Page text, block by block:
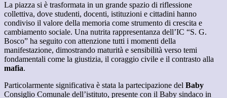
La piazza si è trasformata in un grande spazio di riflessione
collettiva, dove studenti, docenti, istituzioni e cittadini hanno
condiviso il valore della memoria come strumento di crescita e
cambiamento sociale. Una nutrita rappresentanza dell’IC “S. G.
Bosco” ha seguito con attenzione tutti i momenti della
manifestazione, dimostrando maturità e sensibilità verso temi
fondamentali come la giustizia, il coraggio civile e il contrasto alla
mafia.
Particolarmente significativa è stata la partecipazione del Baby
Consiglio Comunale dell’istituto, presente con il Baby sindaco in